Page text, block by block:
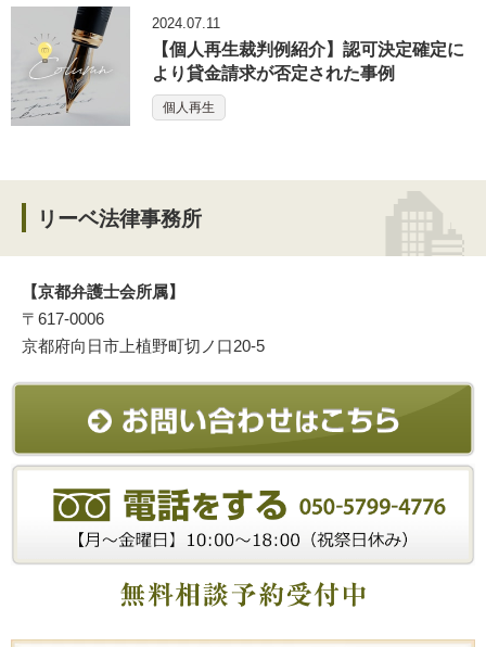
2024.07.11
【個人再生裁判例紹介】認可決定確定に
より貸金請求が否定された事例
個人再生
リーベ法律事務所
【京都弁護士会所属】
〒617-0006
京都府向日市上植野町切ノ口20-5